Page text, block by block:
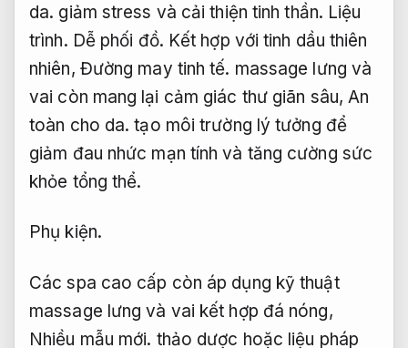
da. giảm stress và cải thiện tinh thần. Liệu
trình. Dễ phối đồ. Kết hợp với tinh dầu thiên
nhiên, Đường may tinh tế. massage lưng và
vai còn mang lại cảm giác thư giãn sâu, An
toàn cho da. tạo môi trường lý tưởng để
giảm đau nhức mạn tính và tăng cường sức
khỏe tổng thể.
Phụ kiện.
Các spa cao cấp còn áp dụng kỹ thuật
massage lưng và vai kết hợp đá nóng,
Nhiều mẫu mới. thảo dược hoặc liệu pháp